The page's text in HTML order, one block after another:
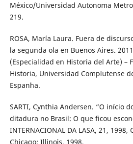
México/Universidad Autonoma
219.
ROSA, María Laura. Fuera de
la segunda ola en Buenos Aires.
(Especialidad en Historia del Arte) –
Historia, Universidad Complutense
Espanha.
SARTI, Cynthia Andersen. “O início
ditadura no Brasil: O que ficou
INTERNACIONAL DA LASA, 21, 1998,
Chicago: Illinois, 1998.